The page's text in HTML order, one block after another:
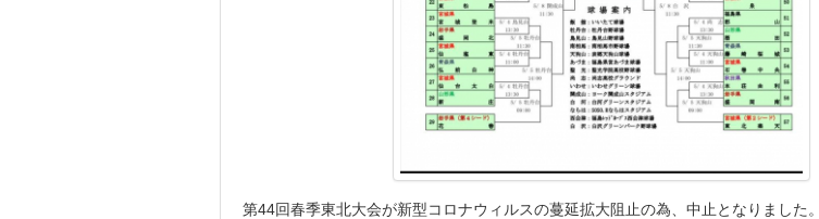
第44回春季東北大会が新型コロナウィルスの蔓延拡大阻止の為、中止となりました。